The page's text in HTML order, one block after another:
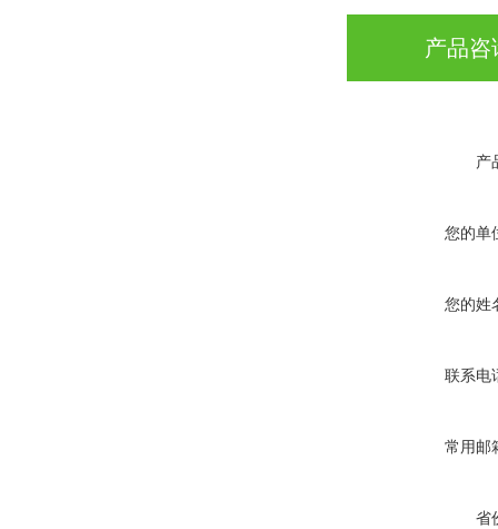
产品咨
产
您的单
您的姓
联系电
常用邮
省